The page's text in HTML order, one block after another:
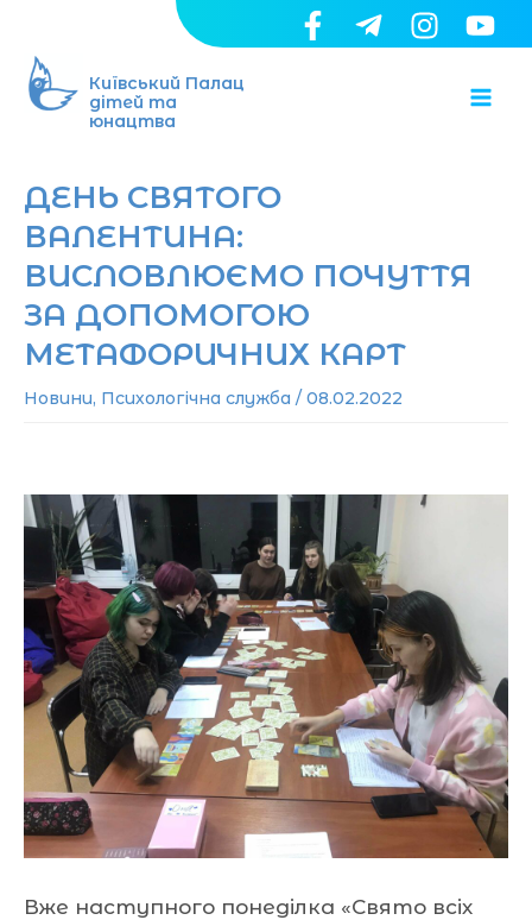
вмісту
Київський Палац
дітей та
юнацтва
ДЕНЬ СВЯТОГО
ВАЛЕНТИНА:
ВИСЛОВЛЮЄМО ПОЧУТТЯ
ЗА ДОПОМОГОЮ
МЕТАФОРИЧНИХ КАРТ
Новини, Психологічна служба / 08.02.2022
Вже наступного понеділка «Свято всіх